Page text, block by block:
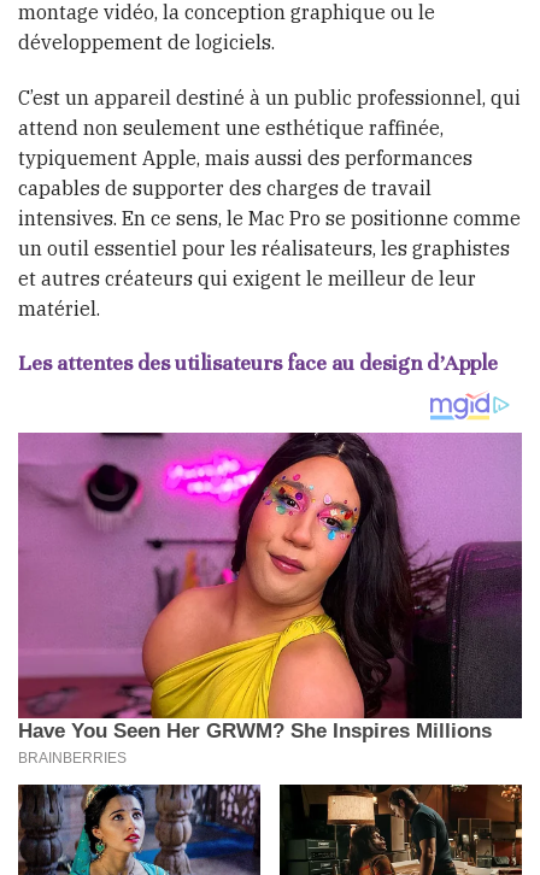
montage vidéo, la conception graphique ou le
développement de logiciels.
C’est un appareil destiné à un public professionnel, qui
attend non seulement une esthétique raffinée,
typiquement Apple, mais aussi des performances
capables de supporter des charges de travail
intensives. En ce sens, le Mac Pro se positionne comme
un outil essentiel pour les réalisateurs, les graphistes
et autres créateurs qui exigent le meilleur de leur
matériel.
Les attentes des utilisateurs face au design d’Apple